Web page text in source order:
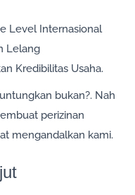
Level Internasional
Lelang
Kredibilitas Usaha.
bukan?. Nah
perizinan
mengandalkan kami.